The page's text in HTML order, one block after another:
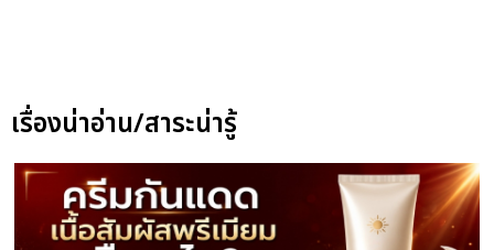
เรื่องน่าอ่าน/สาระน่ารู้